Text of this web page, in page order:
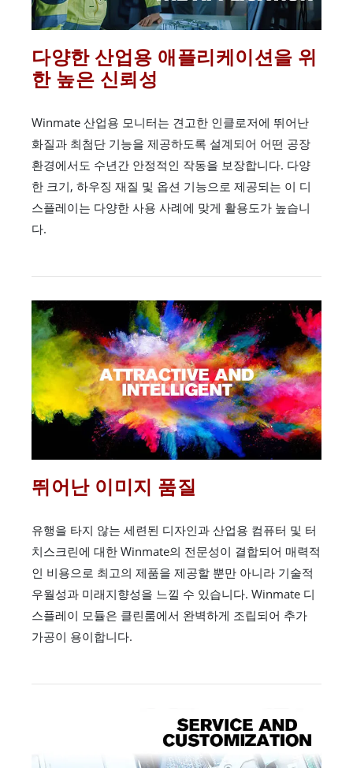
다양한 산업용 애플리케이션을 위
한 높은 신뢰성
Winmate 산업용 모니터는 견고한 인클로저에 뛰어난
화질과 최첨단 기능을 제공하도록 설계되어 어떤 공장
환경에서도 수년간 안정적인 작동을 보장합니다. 다양
한 크기, 하우징 재질 및 옵션 기능으로 제공되는 이 디
스플레이는 다양한 사용 사례에 맞게 활용도가 높습니
다.
뛰어난 이미지 품질
유행을 타지 않는 세련된 디자인과 산업용 컴퓨터 및 터
치스크린에 대한 Winmate의 전문성이 결합되어 매력적
인 비용으로 최고의 제품을 제공할 뿐만 아니라 기술적
우월성과 미래지향성을 느낄 수 있습니다. Winmate 디
스플레이 모듈은 클린룸에서 완벽하게 조립되어 추가
가공이 용이합니다.